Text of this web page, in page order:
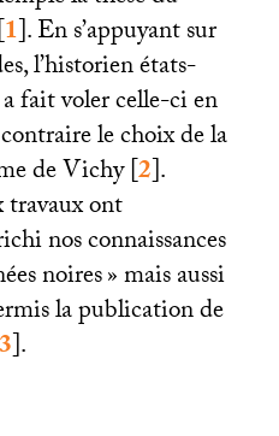
1]. En s’appuyant sur
l’historien états-
fait voler celle-ci en
le choix de la
de Vichy[2].
ont
nos connaissances
noires» mais aussi
la publication de
].